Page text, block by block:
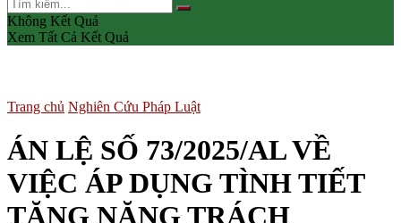
Không Kết Quả
Xem Tất Cả Kết Quả
Trang chủ Nghiên Cứu Pháp Luật
ÁN LỆ SỐ 73/2025/AL VỀ
VIỆC ÁP DỤNG TÌNH TIẾT
TĂNG NẶNG TRÁCH